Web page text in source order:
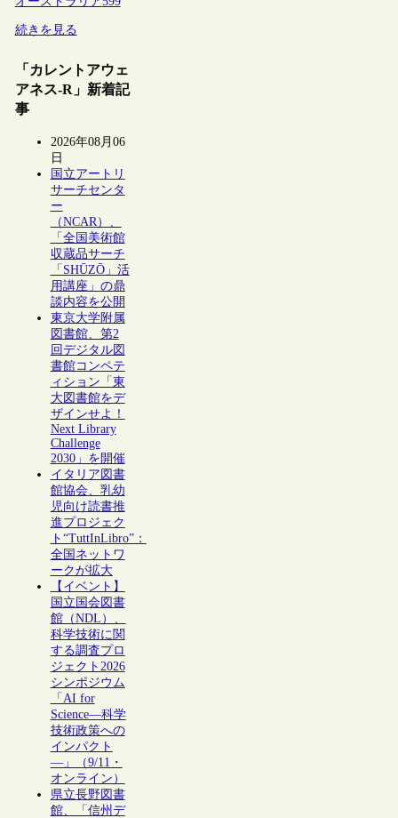
続きを見る
「カレントアウェ
アネス-R」新着記
事
2026年08月06
日
国立アートリ
サーチセンタ
ー
（NCAR）、
「全国美術館
収蔵品サーチ
「SHŪZŌ」活
用講座」の鼎
談内容を公開
東京大学附属
図書館、第2
回デジタル図
書館コンペテ
ィション「東
大図書館をデ
ザインせよ！
Next Library
Challenge
2030」を開催
イタリア図書
館協会、乳幼
児向け読書推
進プロジェク
ト“TuttInLibro”：
全国ネットワ
ークが拡大
【イベント】
国立国会図書
館（NDL）、
科学技術に関
する調査プロ
ジェクト2026
シンポジウム
「AI for
Science―科学
技術政策への
インパクト
―」（9/11・
オンライン）
県立長野図書
館、「信州デ